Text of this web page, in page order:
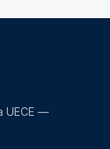
UECE —